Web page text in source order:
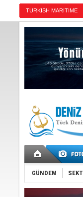
TURKISH MARITIME
GÜNDEM